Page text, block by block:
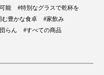
能
#特別なグラスで乾杯を
む豊かな食卓
#家飲み
らん #すべての商品